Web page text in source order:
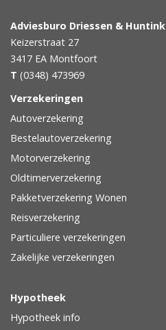
Adviesburo Driessen & Huntink
Keizerstraat 27
3417 EA Montfoort
T (0348) 473969
Verzekeringen
Autoverzekering
Bestelautoverzekering
Motorverzekering
Oldtimerverzekering
Pakketverzekering Wonen
Reisverzekering
Particuliere verzekeringen
Zakelijke verzekeringen
Hypotheek
Hypotheek info